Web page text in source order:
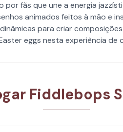
fãs que une a energia
animados feitos à mão e
para criar
eggs nesta experiência de
Fiddlebops